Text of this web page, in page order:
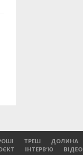
ТРЕШ ДОЛИНА
ІНТЕРВ’Ю ВІДЕО